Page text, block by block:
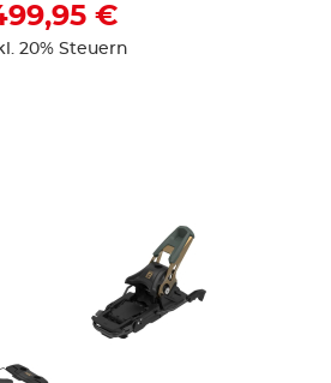
€
20% Steuern